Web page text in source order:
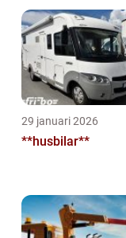
29 januari 2026
**husbilar**